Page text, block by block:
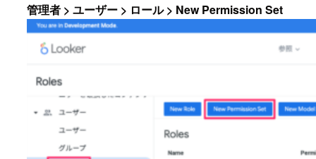
管理者 > ユーザー > ロール > New Permission Set